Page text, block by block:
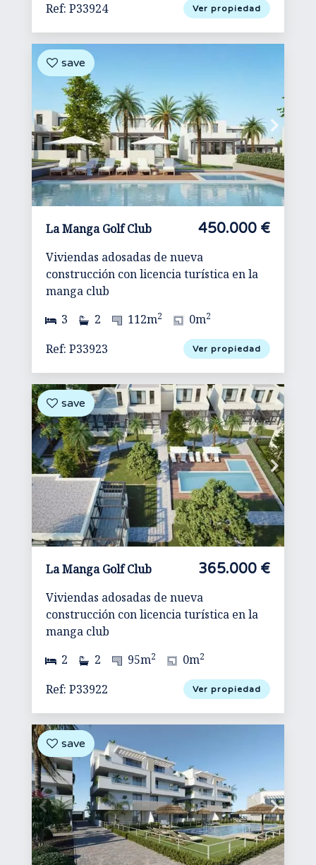
Ref: P33924 Ver propiedad
La Manga Golf Club 450.000 €
Viviendas adosadas de nueva
construcción con licencia turística en la
manga club
3
2 112m2 0m2
Ref: P33923 Ver propiedad
La Manga Golf Club 365.000 €
Viviendas adosadas de nueva
construcción con licencia turística en la
manga club
2
2 95m2 0m2
Ref: P33922 Ver propiedad